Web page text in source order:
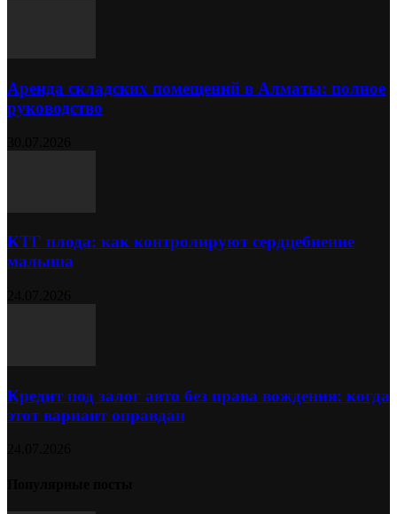
Аренда складских помещений в Алматы: полное
руководство
КТГ плода: как контролируют сердцебиение
малыша
Кредит под залог авто без права вождения: когда
этот вариант оправдан